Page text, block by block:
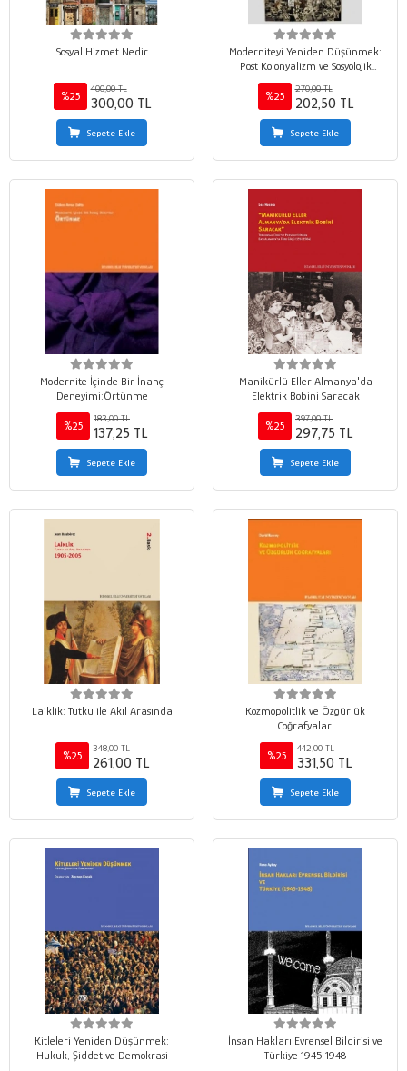
Sosyal Hizmet Nedir
%25
400,00 TL
300,00 TL
Sepete Ekle
Moderniteyi Yeniden Düşünmek:
Post Kolonyalizm ve Sosyolojik
Tahayyül
%25
270,00 TL
202,50 TL
Sepete Ekle
Modernite İçinde Bir İnanç
Deneyimi:Örtünme
%25
183,00 TL
137,25 TL
Sepete Ekle
Manikürlü Eller Almanya'da
Elektrik Bobini Saracak
%25
397,00 TL
297,75 TL
Sepete Ekle
Laiklik: Tutku ile Akıl Arasında
%25
348,00 TL
261,00 TL
Sepete Ekle
Kozmopolitlik ve Özgürlük
Coğrafyaları
%25
442,00 TL
331,50 TL
Sepete Ekle
Kitleleri Yeniden Düşünmek:
Hukuk, Şiddet ve Demokrasi
İnsan Hakları Evrensel Bildirisi ve
Türkiye 1945 1948